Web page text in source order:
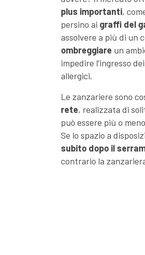
plus importanti,
persino ai graffi del
assolvere a più di un
ombreggiare un
impedire l’ingresso dei
allergici.
Le zanzariere sono
rete, realizzata di
può essere più o
Se lo spazio a
subito dopo il
contrario la